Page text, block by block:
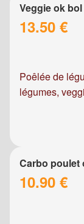
Veggie ok bol
13.50 €
Poêlée de
légumes,
Carbo poulet
10.90 €